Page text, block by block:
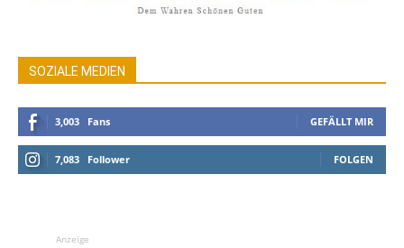
SOZIALE MEDIEN
3,003 Fans GEFÄLLT MIR
7,083 Follower FOLGEN
Anzeige